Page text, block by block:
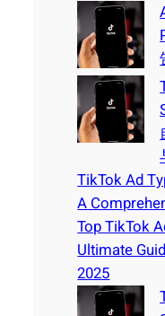
TikTok Ad
A
Top TikTok
Ultimate
2025